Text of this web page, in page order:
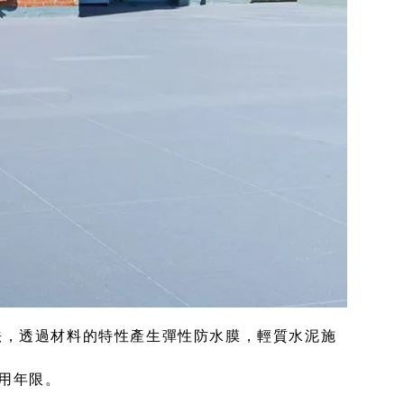
透過材料的特性產生彈性防水膜，輕質水泥施
年限。